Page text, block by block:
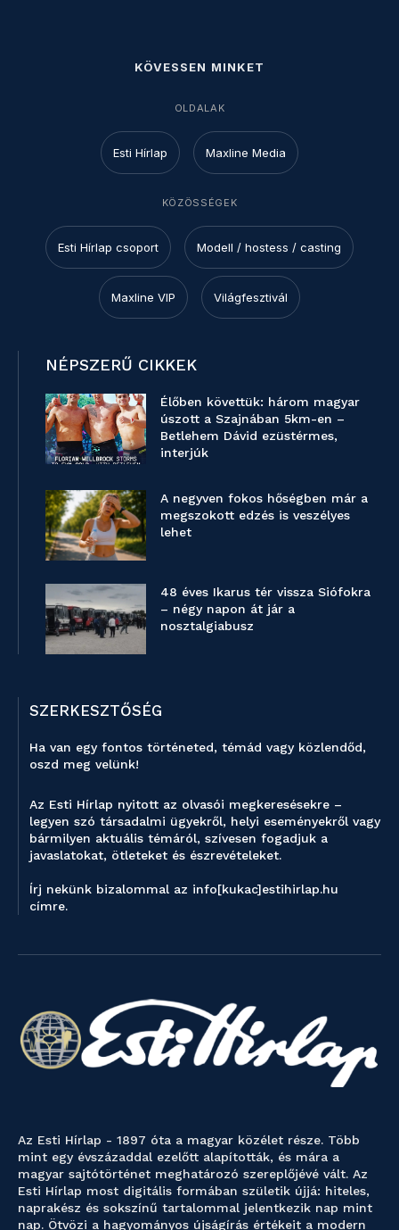
KÖVESSEN MINKET
OLDALAK
Esti Hírlap Maxline Media
KÖZÖSSÉGEK
Esti Hírlap csoport Modell / hostess / casting
Maxline VIP Világfesztivál
NÉPSZERŰ CIKKEK
Élőben követtük: három magyar
úszott a Szajnában 5km-en –
Betlehem Dávid ezüstérmes,
interjúk
A negyven fokos hőségben már a
megszokott edzés is veszélyes
lehet
48 éves Ikarus tér vissza Siófokra
– négy napon át jár a
nosztalgiabusz
SZERKESZTŐSÉG
Ha van egy fontos történeted, témád vagy közlendőd,
oszd meg velünk!
Az Esti Hírlap nyitott az olvasói megkeresésekre –
legyen szó társadalmi ügyekről, helyi eseményekről vagy
bármilyen aktuális témáról, szívesen fogadjuk a
javaslatokat, ötleteket és észrevételeket.
Írj nekünk bizalommal az info[kukac]estihirlap.hu
címre.
Az Esti Hírlap - 1897 óta a magyar közélet része. Több
mint egy évszázaddal ezelőtt alapították, és mára a
magyar sajtótörténet meghatározó szereplőjévé vált. Az
Esti Hírlap most digitális formában születik újjá: hiteles,
naprakész és sokszínű tartalommal jelentkezik nap mint
nap. Ötvözi a hagyományos újságírás értékeit a modern